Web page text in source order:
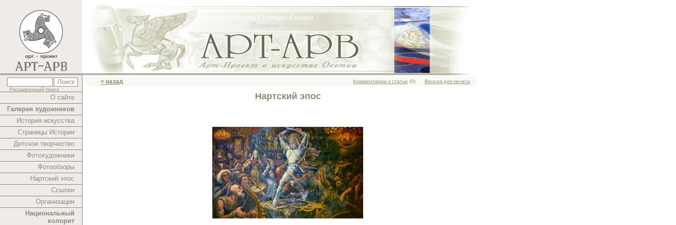
Расширенный поиск
О сайте
Галерея художников
История искусства
Страницы Истории
Детское творчество
Фотохудожники
Фотообзоры
Нартский эпос
Ссылки
Организации
Национальный
колорит
< назад Комментарии к статье (0) Версия для печати
Нартский эпос